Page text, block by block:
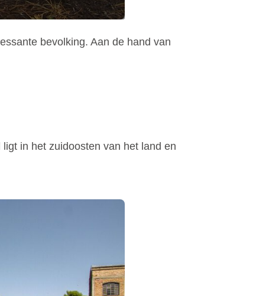
bevolking. Aan de hand van
in het zuidoosten van het land en